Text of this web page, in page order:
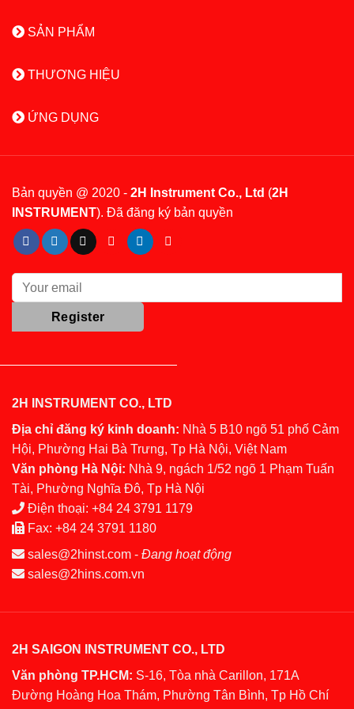
SẢN PHẨM
THƯƠNG HIỆU
ỨNG DỤNG
Bản quyền @ 2020 - 2H Instrument Co., Ltd (2H
INSTRUMENT). Đã đăng ký bản quyền
2H INSTRUMENT CO., LTD
Địa chỉ đăng ký kinh doanh: Nhà 5 B10 ngõ 51 phố Cảm
Hội, Phường Hai Bà Trưng, Tp Hà Nội, Việt Nam
Văn phòng Hà Nội: Nhà 9, ngách 1/52 ngõ 1 Phạm Tuấn
Tài, Phường Nghĩa Đô, Tp Hà Nội
Điện thoại: +84 24 3791 1179
Fax: +84 24 3791 1180
sales@2hinst.com - Đang hoạt động
sales@2hins.com.vn
2H SAIGON INSTRUMENT CO., LTD
Văn phòng TP.HCM: S-16, Tòa nhà Carillon, 171A
Đường Hoàng Hoa Thám, Phường Tân Bình, Tp Hồ Chí